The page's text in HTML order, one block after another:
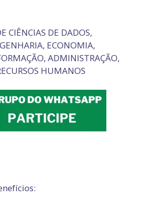
CIÊNCIAS DE DADOS,
ECONOMIA,
ADMINISTRAÇÃO,
HUMANOS